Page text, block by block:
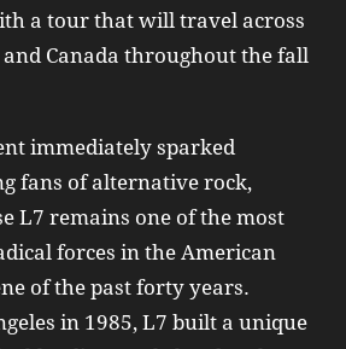
a tour that will travel across
and Canada throughout the fall
immediately sparked
fans of alternative rock,
L7 remains one of the most
forces in the American
of the past forty years.
in 1985, L7 built a unique